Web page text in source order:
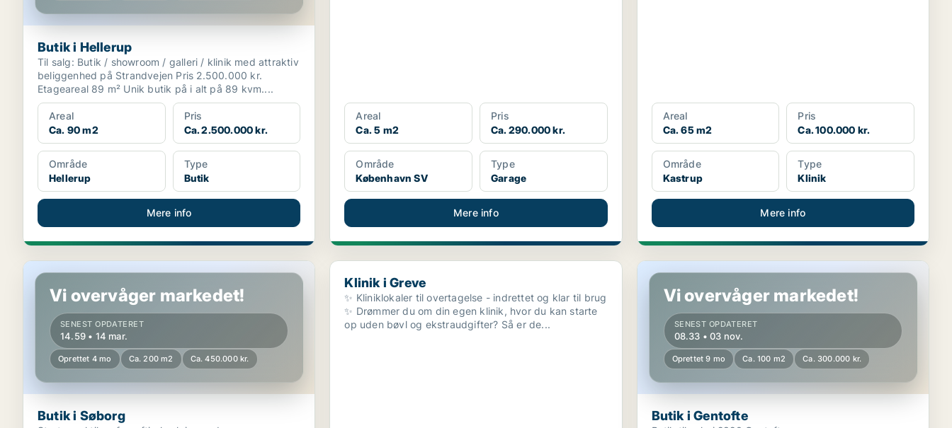
Butik i Hellerup
Til salg: Butik / showroom / galleri / klinik med attraktiv
beliggenhed på Strandvejen Pris 2.500.000 kr.
Etageareal 89 m² Unik butik på i alt på 89 kvm....
Areal
Ca. 90 m2
Pris
Ca. 2.500.000 kr.
Område
Hellerup
Type
Butik
Mere info
Areal
Ca. 5 m2
Pris
Ca. 290.000 kr.
Område
København SV
Type
Garage
Mere info
Areal
Ca. 65 m2
Pris
Ca. 100.000 kr.
Område
Kastrup
Type
Klinik
Mere info
Butik i Søborg
Vi overvåger markedet!
SENEST OPDATERET
14.59 • 14 mar.
Oprettet 4 mo Ca. 200 m2 Ca. 450.000 kr.
Butik i Søborg
Klinik i Greve
Klinik i Greve
✨ Kliniklokaler til overtagelse - indrettet og klar til brug
✨ Drømmer du om din egen klinik, hvor du kan starte
op uden bøvl og ekstraudgifter? Så er de...
Butik i Gentofte
Vi overvåger markedet!
SENEST OPDATERET
08.33 • 03 nov.
Oprettet 9 mo Ca. 100 m2 Ca. 300.000 kr.
Butik i Gentofte